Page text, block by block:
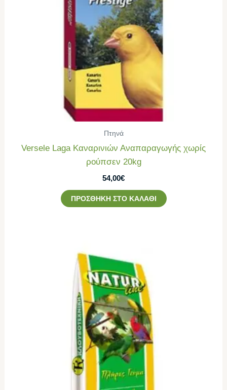
Πτηνά
Versele Laga Καναρινιών Αναπαραγωγής χωρίς
ρούπσεν 20kg
54,00€
ΠΡΟΣΘΉΚΗ ΣΤΟ ΚΑΛΆΘΙ